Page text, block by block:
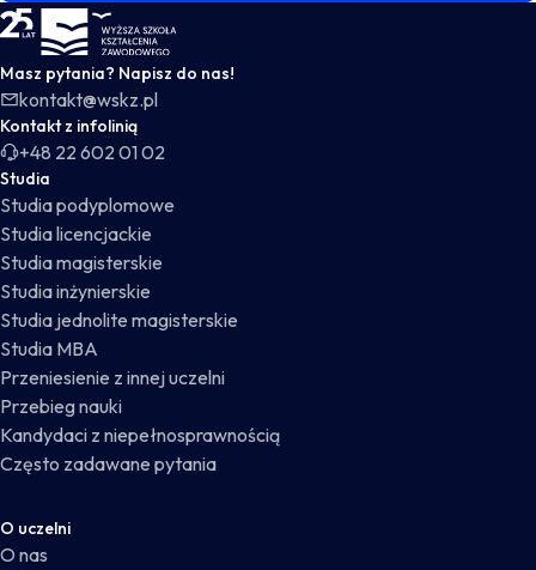
WSKZ - strona główna
Masz pytania? Napisz do nas!
kontakt@wskz.pl
Kontakt z infolinią
+48 22 602 01 02
Studia
Studia podyplomowe
Studia licencjackie
Studia magisterskie
Studia inżynierskie
Studia jednolite magisterskie
Studia MBA
Przeniesienie z innej uczelni
Przebieg nauki
Kandydaci z niepełnosprawnością
Często zadawane pytania
O uczelni
O nas